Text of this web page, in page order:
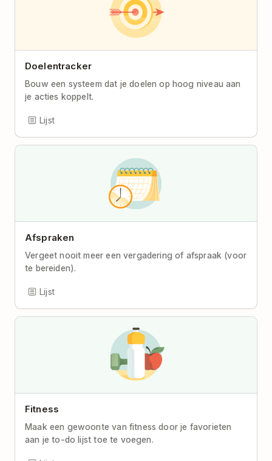
Doelentracker
Bouw een systeem dat je doelen op hoog niveau aan
je acties koppelt.
Lijst
Afspraken
Vergeet nooit meer een vergadering of afspraak (voor
te bereiden).
Lijst
Fitness
Maak een gewoonte van fitness door je favorieten
aan je to-do lijst toe te voegen.